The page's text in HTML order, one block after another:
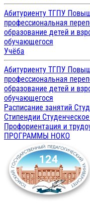
Абитуриенту ТГПУ
профессиональная
образование детей и
обучающегося
Учёба
Абитуриенту ТГПУ
профессиональная
образование детей и
обучающегося
Расписание занятий
Стипендии
Профориентация и
ПРОГРАММЫ НОКО